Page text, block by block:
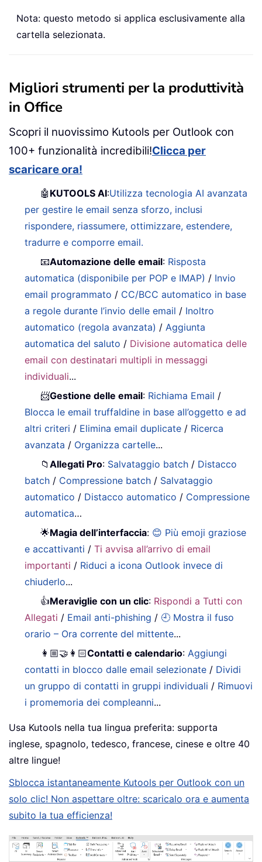
Nota: questo metodo si applica esclusivamente alla
cartella selezionata.
Migliori strumenti per la produttività
in Office
Scopri il nuovissimo Kutools per Outlook con
100+ funzionalità incredibili!Clicca per
scaricare ora!
🤖 KUTOOLS AI:Utilizza tecnologia AI avanzata
per gestire le email senza sforzo, inclusi
rispondere, riassumere, ottimizzare, estendere,
tradurre e comporre email.
📧Automazione delle email: Risposta
automatica (disponibile per POP e IMAP) / Invio
email programmato / CC/BCC automatico in base
a regole durante l’invio delle email / Inoltro
automatico (regola avanzata) / Aggiunta
automatica del saluto / Divisione automatica delle
email con destinatari multipli in messaggi
individuali...
📨Gestione delle email: Richiama Email /
Blocca le email truffaldine in base all’oggetto e ad
altri criteri / Elimina email duplicate / Ricerca
avanzata / Organizza cartelle...
📁Allegati Pro: Salvataggio batch / Distacco
batch / Compressione batch / Salvataggio
automatico / Distacco automatico / Compressione
automatica…
🌟Magia dell’interfaccia: 😊 Più emoji graziose
e accattivanti /Ti avvisa all’arrivo di email
importanti / Riduci a icona Outlook invece di
chiuderlo...
👍Meraviglie con un clic: Rispondi a Tutti con
Allegati / Email anti-phishing / 🕘 Mostra il fuso
orario – Ora corrente del mittente...
👩🏼‍🤝‍👩🏻Contatti e calendario: Aggiungi
contatti in blocco dalle email selezionate / Dividi
un gruppo di contatti in gruppi individuali / Rimuovi
i promemoria dei compleanni...
Usa Kutools nella tua lingua preferita: supporta
inglese, spagnolo, tedesco, francese, cinese e oltre 40
altre lingue!
Sblocca istantaneamente Kutools per Outlook con un
solo clic! Non aspettare oltre: scaricalo ora e aumenta
subito la tua efficienza!